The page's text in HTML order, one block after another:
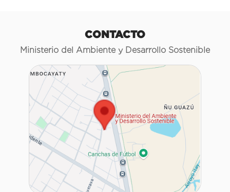
CONTACTO
Ministerio del Ambiente y Desarrollo Sostenible